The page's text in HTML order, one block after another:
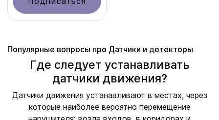
Популярные вопросы про Датчики и детекторы
Где следует устанавливать
датчики движения?
Датчики движения устанавливают в местах, через
которые наиболее вероятно перемещение